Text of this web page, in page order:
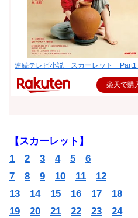
連続テレビ小説 スカーレット Part1
楽天で購
【スカーレット】
1
2 3 4 5
6
7
8 9 10 11
12
13
14 15 16 17
18
19
20 21 22 23
24